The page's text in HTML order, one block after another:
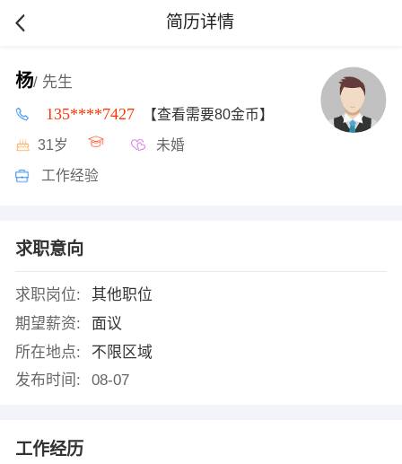
简历详情
杨/ 先生
135****7427 【查看需要80金币】
31岁 未婚
工作经验
求职意向
求职岗位:
其他职位
期望薪资:
面议
所在地点:
不限区域
发布时间:
08-07
工作经历